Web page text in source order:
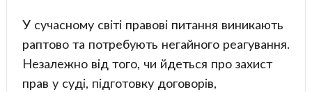
У сучасному світі правові питання виникають
раптово та потребують негайного реагування.
Незалежно від того, чи йдеться про захист
прав у суді, підготовку договорів,